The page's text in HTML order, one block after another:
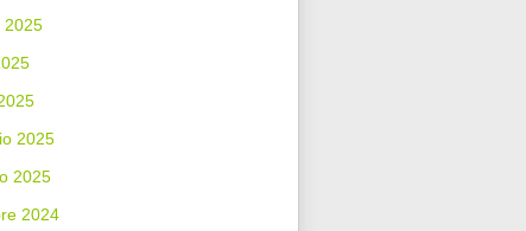
2025
2025
2025
2024